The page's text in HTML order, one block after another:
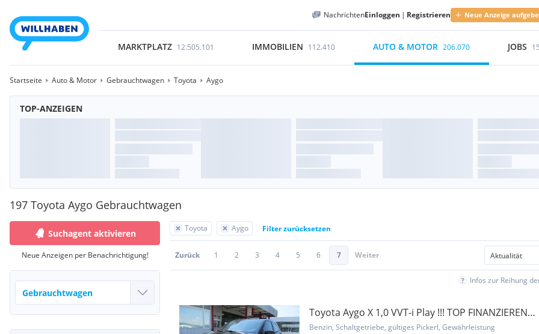
NachrichtenEinloggen | Registrieren Neue Anzeige
MARKTPLATZ 12.505.101 IMMOBILIEN 112.410 AUTO & MOTOR 206.070 JOBS
Startseite Auto & Motor Gebrauchtwagen Toyota Aygo
TOP-ANZEIGEN
197 Toyota Aygo Gebrauchtwagen
Toyota Aygo Filter zurücksetzen
Zurück 1 2 3 4 5 6 7 Weiter
Infos zur Reihung
Toyota Aygo X 1,0 VVT-i Play !!! TOP FINANZIEREN
!!!
Benzin, Schaltgetriebe, gültiges Pickerl, Gewährleistung
Suchagent aktivieren
Neue Anzeigen per Benachrichtigung!